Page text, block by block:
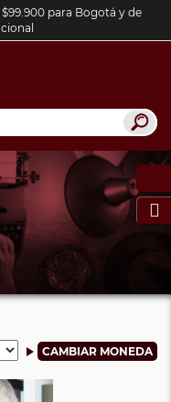
para Bogotá y de
